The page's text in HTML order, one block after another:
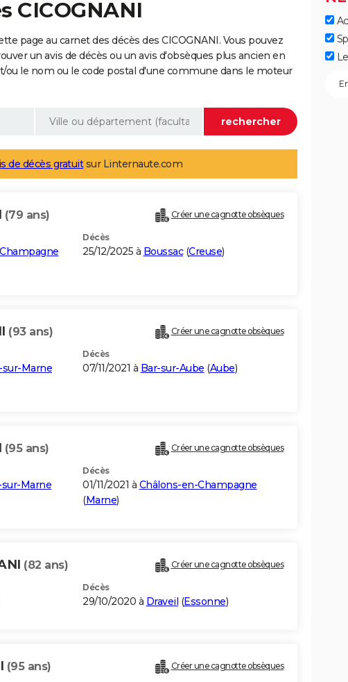
CICOGNANI
page au carnet des décès des CICOGNANI. Vous pouvez
un avis de décès ou un avis d'obsèques plus ancien en
le nom ou le code postal d'une commune dans le moteur
de décès gratuitsur Linternaute.com
(79 ans) Créer une cagnotte obsèques
Décès
25/12/2025 à Boussac(Creuse)
(93 ans) Créer une cagnotte obsèques
sur-Marne
Décès
07/11/2021 à Bar-sur-Aube (Aube)
(95 ans) Créer une cagnotte obsèques
Marne
Décès
01/11/2021 à Châlons-en-Champagne
(Marne)
(82 ans) Créer une cagnotte obsèques
Décès
29/10/2020 à Draveil (Essonne)
(95 ans) Créer une cagnotte obsèques